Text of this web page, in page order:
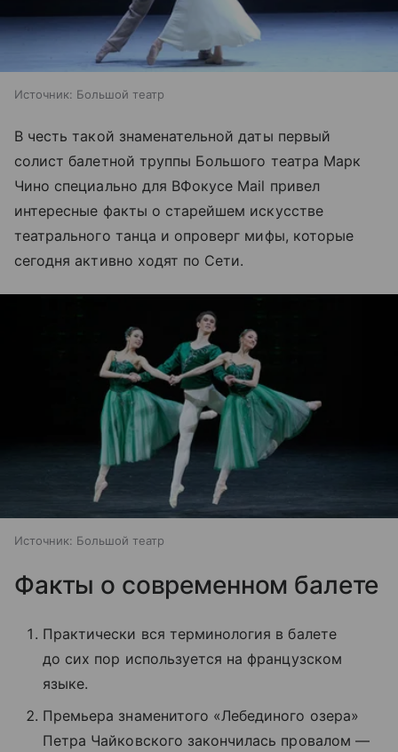
Источник: Большой театр
В честь такой знаменательной даты первый
солист балетной труппы Большого театра Марк
Чино специально для ВФокусе Mail привел
интересные факты о старейшем искусстве
театрального танца и опроверг мифы, которые
сегодня активно ходят по Сети.
Источник: Большой театр
Факты о современном балете
Практически вся терминология в балете
до сих пор используется на французском
языке.
Премьера знаменитого «Лебединого озера»
Петра Чайковского закончилась провалом —